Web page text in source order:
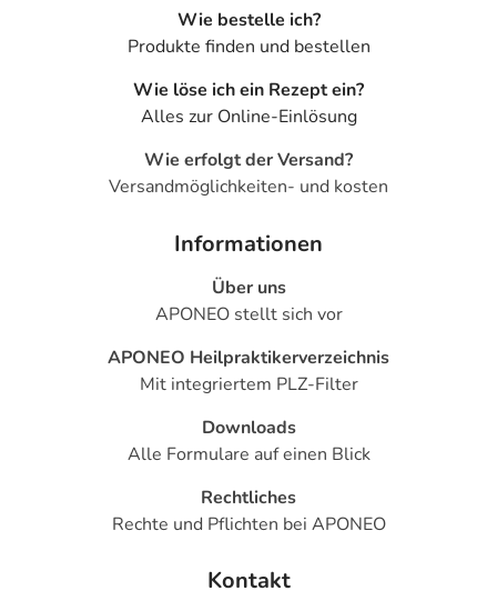
Wie bestelle ich?
Produkte finden und bestellen
Wie löse ich ein Rezept ein?
Alles zur Online-Einlösung
Wie erfolgt der Versand?
Versandmöglichkeiten- und kosten
Informationen
Über uns
APONEO stellt sich vor
APONEO Heilpraktikerverzeichnis
Mit integriertem PLZ-Filter
Downloads
Alle Formulare auf einen Blick
Rechtliches
Rechte und Pflichten bei APONEO
Kontakt